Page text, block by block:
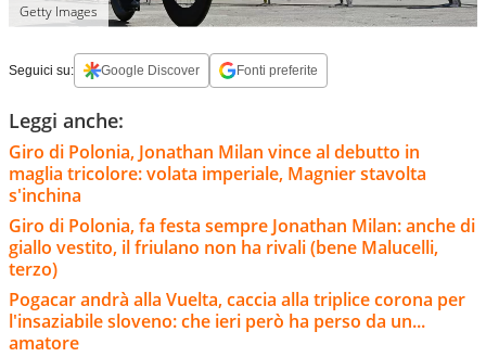
Getty Images
Seguici su: Google Discover Fonti preferite
Leggi anche:
Giro di Polonia, Jonathan Milan vince al debutto in
maglia tricolore: volata imperiale, Magnier stavolta
s'inchina
Giro di Polonia, fa festa sempre Jonathan Milan: anche di
giallo vestito, il friulano non ha rivali (bene Malucelli,
terzo)
Pogacar andrà alla Vuelta, caccia alla triplice corona per
l'insaziabile sloveno: che ieri però ha perso da un...
amatore